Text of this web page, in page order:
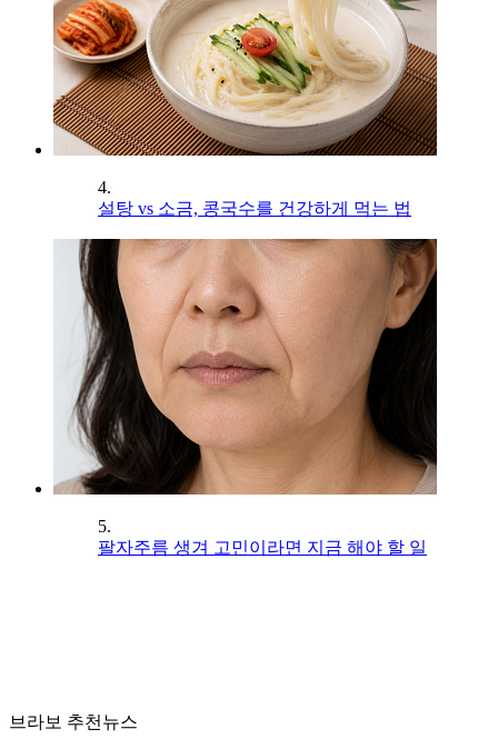
4.
설탕 vs 소금, 콩국수를 건강하게 먹는 법
5.
팔자주름 생겨 고민이라면 지금 해야 할 일
브라보 추천뉴스